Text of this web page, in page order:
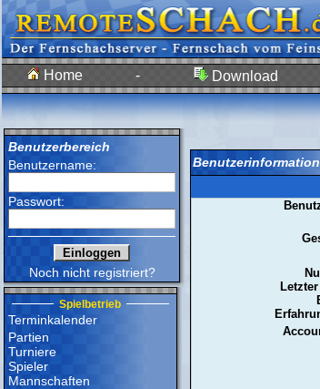
Home - Download
Benutzerbereich
Benutzername:
Passwort:
Noch nicht registriert?
Spielbetrieb
Terminkalender
Partien
Turniere
Spieler
Mannschaften